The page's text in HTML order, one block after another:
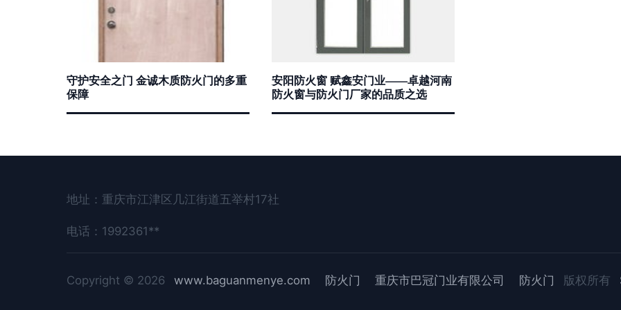
守护安全之门 金诚木质防火门的多重
保障
安阳防火窗 赋鑫安门业——卓越河南
防火窗与防火门厂家的品质之选
地址：重庆市江津区几江街道五举村17社
电话：1992361**
Copyright © 2026 www.baguanmenye.com 防火门 重庆市巴冠门业有限公司 防火门 版权所有